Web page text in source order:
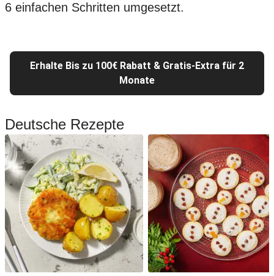
6 einfachen Schritten umgesetzt.
Erhalte Bis zu 100€ Rabatt & Gratis-Extra für 2
Monate
Deutsche Rezepte